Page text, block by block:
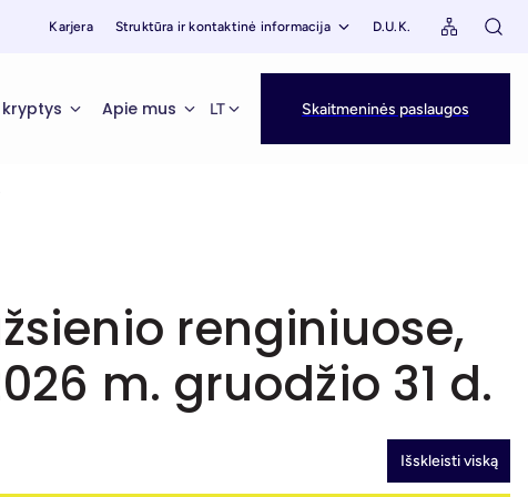
Karjera Struktūra ir kontaktinė informacija D.U.K.
Apie mus LT Skaitmeninės paslaugos
renginiuose,
m. gruodžio 31 d.
Išskleisti viską